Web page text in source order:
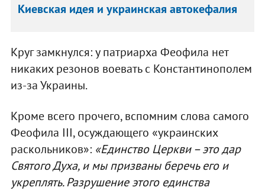
Киевская идея и украинская автокефалия
Круг замкнулся: у патриарха Феофила нет
никаких резонов воевать с Константинополем
из-за Украины.
Кроме всего прочего, вспомним слова самого
Феофила ІІІ, осуждающего «украинских
раскольников»: «Единство Церкви – это дар
Святого Духа, и мы призваны беречь его и
укреплять. Разрушение этого единства